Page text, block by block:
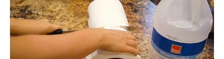
στο σπίτι, χρησιμοποιώντας ελάχιστα υλικά και
ξοδεύοντας μόλις 1,90 ευρώ! Τα μόνα που θα
χρειαστούμε είναι μια πλάκα λευκό ή πράσινο
σαπούνι, μια κούπα σόδας πλυσίματος και μια